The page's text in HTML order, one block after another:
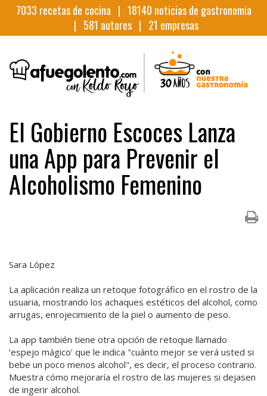
7033 recetas de cocina | 18140 noticias de gastronomia
| 581 autores | 21 empresas
El Gobierno Escoces Lanza
una App para Prevenir el
Alcoholismo Femenino
Sara López
La aplicación realiza un retoque fotográfico en el rostro de la
usuaria, mostrando los achaques estéticos del alcohol, como
arrugas, enrojecimiento de la piel o aumento de peso.
La app también tiene otra opción de retoque llamado
‘espejo mágico’ que le indica "cuánto mejor se verá usted si
bebe un poco menos alcohol", es decir, el proceso contrario.
Muestra cómo mejoraría el rostro de las mujeres si dejasen
de ingerir alcohol.